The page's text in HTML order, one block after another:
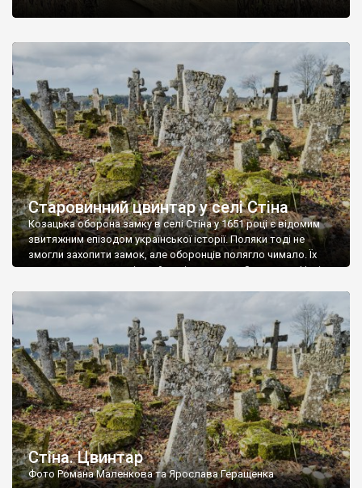
Старовинний цвинтар у селі Стіна
Козацька оборона замку в селі Стіна у 1651 році є відомим
звитяжним епізодом української історії. Поляки тоді не
змогли захопити замок, але оборонців полягло чимало. Їх
поховали на цвинтарі, який тоді називався Замковим. Нині на
ньому чимало хрестів 19 століття, є такі, де епітафії стер […]
Стіна. Цвинтар
Фото Романа Маленкова та Ярослава Геращенка